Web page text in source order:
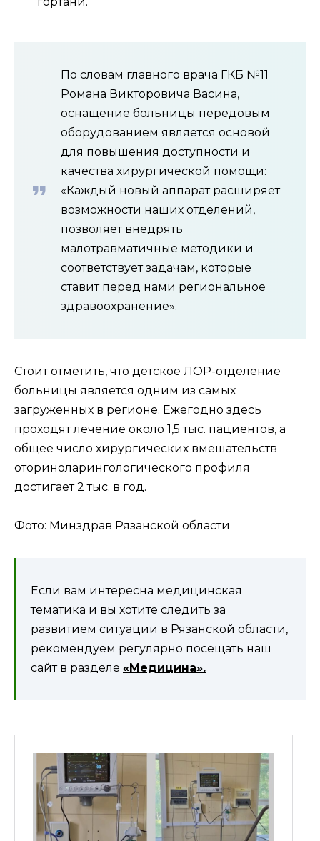
По словам главного врача ГКБ №11
Романа Викторовича Васина,
оснащение больницы передовым
оборудованием является основой
для повышения доступности и
качества хирургической помощи:
«Каждый новый аппарат расширяет
возможности наших отделений,
позволяет внедрять
малотравматичные методики и
соответствует задачам, которые
ставит перед нами региональное
здравоохранение».
Стоит отметить, что детское ЛОР-отделение
больницы является одним из самых
загруженных в регионе. Ежегодно здесь
проходят лечение около 1,5 тыс. пациентов, а
общее число хирургических вмешательств
оториноларингологического профиля
достигает 2 тыс. в год.
Фото: Минздрав Рязанской области
Если вам интересна медицинская
тематика и вы хотите следить за
развитием ситуации в Рязанской области,
рекомендуем регулярно посещать наш
сайт в разделе «Медицина».